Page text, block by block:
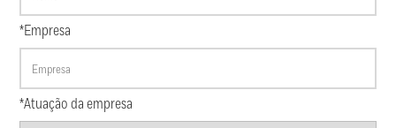
*Empresa
*Atuação da empresa